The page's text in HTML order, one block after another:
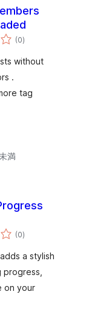
(0個
の
価
)
without
.
tag
満
(0個
の
価
)
a stylish
on your